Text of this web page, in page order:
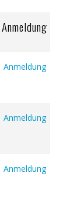
Anmeldung
Anmeldung
Anmeldung
Anmeldung